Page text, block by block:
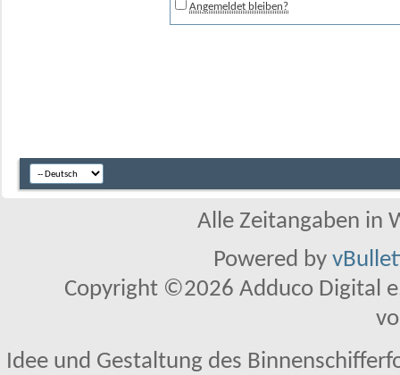
Angemeldet bleiben?
Alle Zeitangaben in
Powered by
Copyright ©2026 Adduco Digital
Idee und Gestaltung des